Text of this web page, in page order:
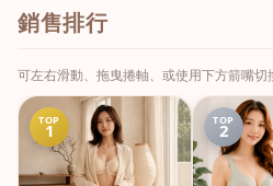
銷售排行
可左右滑動、拖曳捲軸、或使用下方箭嘴切
TOP
1 TOP
2